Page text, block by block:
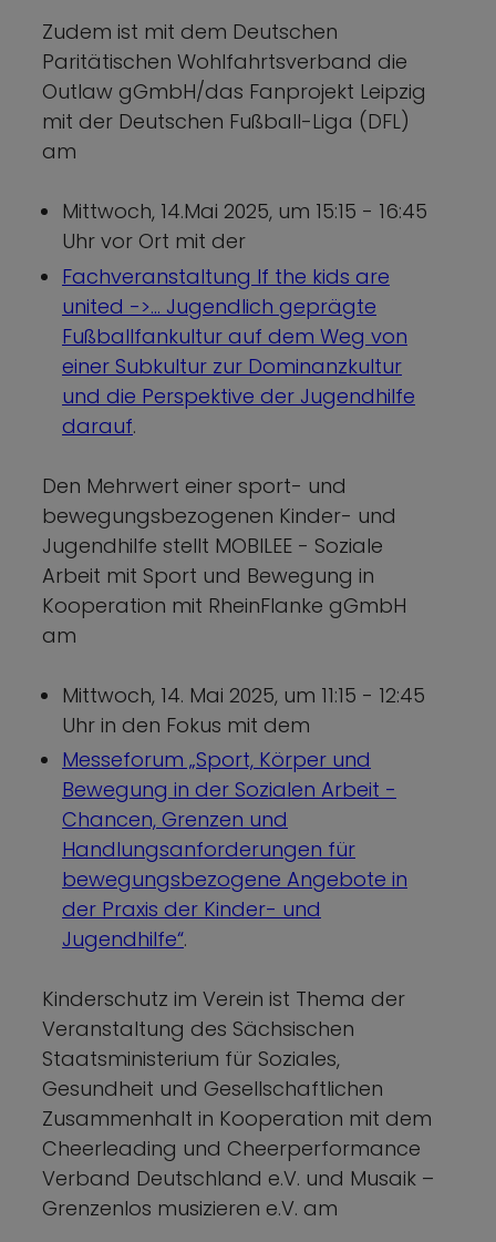
Zudem ist mit dem Deutschen
Paritätischen Wohlfahrtsverband die
Outlaw gGmbH/das Fanprojekt Leipzig
mit der Deutschen Fußball-Liga (DFL)
am
Mittwoch, 14.Mai 2025, um 15:15 - 16:45
Uhr vor Ort mit der
Fachveranstaltung If the kids are
united ->... Jugendlich geprägte
Fußballfankultur auf dem Weg von
einer Subkultur zur Dominanzkultur
und die Perspektive der Jugendhilfe
darauf.
Den Mehrwert einer sport- und
bewegungsbezogenen Kinder- und
Jugendhilfe stellt MOBILEE - Soziale
Arbeit mit Sport und Bewegung in
Kooperation mit RheinFlanke gGmbH
am
Mittwoch, 14. Mai 2025, um 11:15 - 12:45
Uhr in den Fokus mit dem
Messeforum „Sport, Körper und
Bewegung in der Sozialen Arbeit -
Chancen, Grenzen und
Handlungsanforderungen für
bewegungsbezogene Angebote in
der Praxis der Kinder- und
Jugendhilfe“.
Kinderschutz im Verein ist Thema der
Veranstaltung des Sächsischen
Staatsministerium für Soziales,
Gesundheit und Gesellschaftlichen
Zusammenhalt in Kooperation mit dem
Cheerleading und Cheerperformance
Verband Deutschland e.V. und Musaik –
Grenzenlos musizieren e.V. am